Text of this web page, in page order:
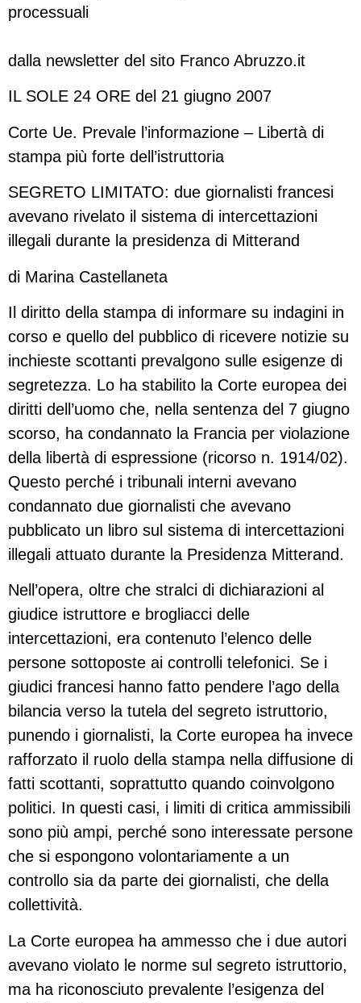
processuali
dalla newsletter del sito Franco Abruzzo.it
IL SOLE 24 ORE del 21 giugno 2007
Corte Ue. Prevale l’informazione – Libertà di
stampa più forte dell’istruttoria
SEGRETO LIMITATO: due giornalisti francesi
avevano rivelato il sistema di intercettazioni
illegali durante la presidenza di Mitterand
di Marina Castellaneta
Il diritto della stampa di informare su indagini in
corso e quello del pubblico di ricevere notizie su
inchieste scottanti prevalgono sulle esigenze di
segretezza. Lo ha stabilito la Corte europea dei
diritti dell’uomo che, nella sentenza del 7 giugno
scorso, ha condannato la Francia per violazione
della libertà di espressione (ricorso n. 1914/02).
Questo perché i tribunali interni avevano
condannato due giornalisti che avevano
pubblicato un libro sul sistema di intercettazioni
illegali attuato durante la Presidenza Mitterand.
Nell’opera, oltre che stralci di dichiarazioni al
giudice istruttore e brogliacci delle
intercettazioni, era contenuto l’elenco delle
persone sottoposte ai controlli telefonici. Se i
giudici francesi hanno fatto pendere l’ago della
bilancia verso la tutela del segreto istruttorio,
punendo i giornalisti, la Corte europea ha invece
rafforzato il ruolo della stampa nella diffusione di
fatti scottanti, soprattutto quando coinvolgono
politici. In questi casi, i limiti di critica ammissibili
sono più ampi, perché sono interessate persone
che si espongono volontariamente a un
controllo sia da parte dei giornalisti, che della
collettività.
La Corte europea ha ammesso che i due autori
avevano violato le norme sul segreto istruttorio,
ma ha riconosciuto prevalente l’esigenza del